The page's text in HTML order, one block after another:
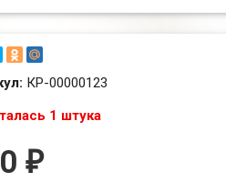
КР-00000123
1 штука
₽